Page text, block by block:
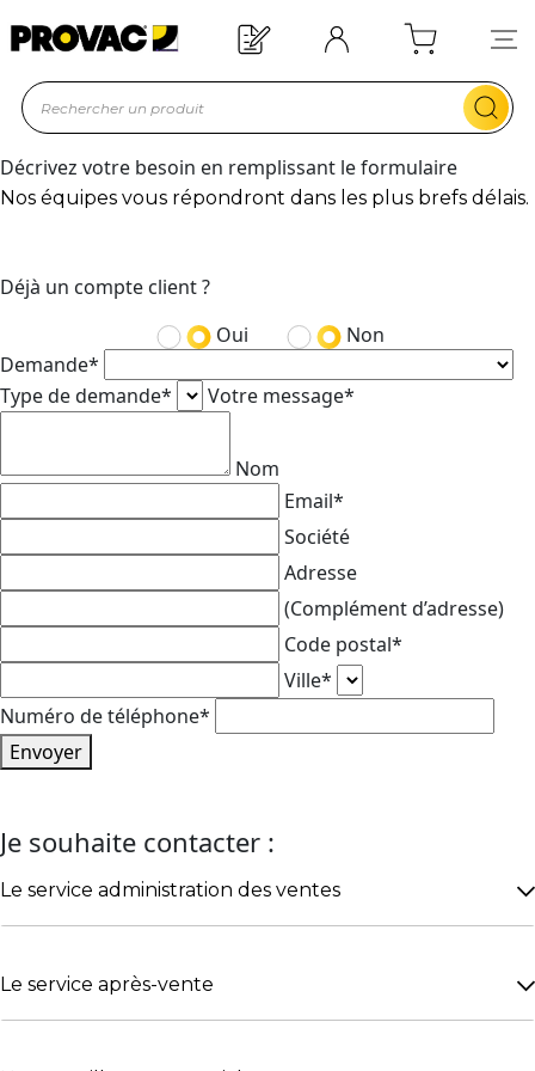
Besoin d'un équipement ?
Décrivez votre besoin en remplissant le formulaire
Nos équipes vous répondront dans les plus brefs délais.
Déjà un compte client ?
Oui
Non
Demande*
Type de demande*
Votre message*
Nom
Email*
Société
Adresse
(Complément d’adresse)
Code postal*
Ville*
Numéro de téléphone*
Envoyer
Je souhaite contacter :
Le service administration des ventes
18H00 / Le vendredi de 8H00 à 12H00 et de 14H00 à
Le service après-vente